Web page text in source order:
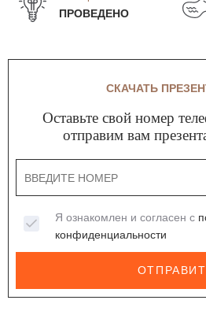
ПРОВЕДЕНО
СКАЧАТЬ
Оставьте свой номер
отправим вам
Я ознакомлен и согласен с
конфиденциальности